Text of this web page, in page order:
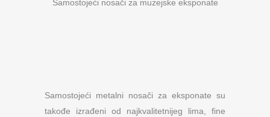
Samostojeći nosači za muzejske eksponate
Samostojeći metalni nosači za eksponate su
takođe izrađeni od najkvalitetnijeg lima, fine